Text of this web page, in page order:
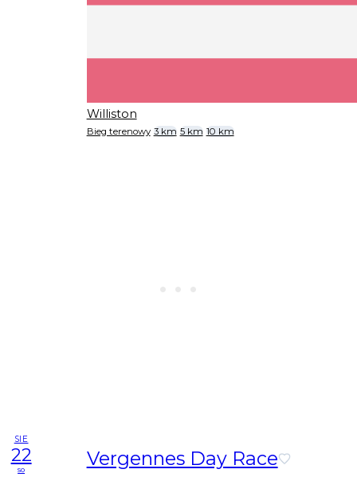
Williston
Bieg terenowy 3 km 5 km 10 km
SIE
22
so Vergennes Day Race